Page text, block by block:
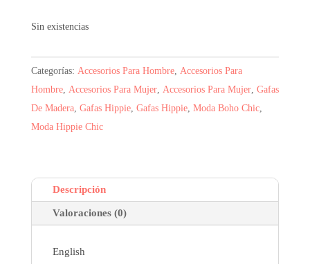
Sin existencias
Categorías: Accesorios Para Hombre, Accesorios Para
Hombre, Accesorios Para Mujer, Accesorios Para Mujer, Gafas
De Madera, Gafas Hippie, Gafas Hippie, Moda Boho Chic,
Moda Hippie Chic
Descripción
Valoraciones (0)
English